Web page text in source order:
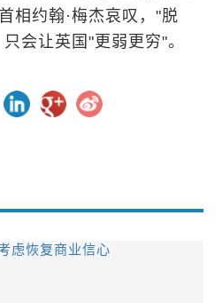
相约翰·梅杰哀叹，"脱
会让英国"更弱更穷"。
虑恢复商业信心